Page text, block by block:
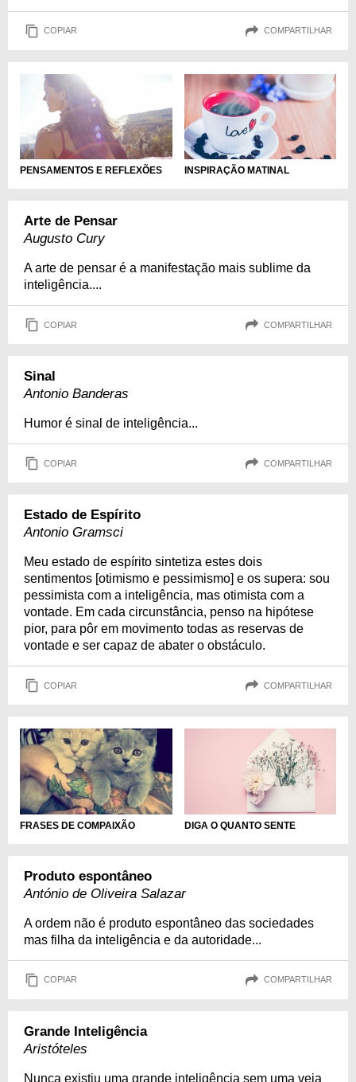
COPIAR COMPARTILHAR
PENSAMENTOS E REFLEXÕES INSPIRAÇÃO MATINAL
Arte de Pensar
Augusto Cury
A arte de pensar é a manifestação mais sublime da
inteligência....
COPIAR COMPARTILHAR
Sinal
Antonio Banderas
Humor é sinal de inteligência...
COPIAR COMPARTILHAR
Estado de Espírito
Antonio Gramsci
Meu estado de espírito sintetiza estes dois
sentimentos [otimismo e pessimismo] e os supera: sou
pessimista com a inteligência, mas otimista com a
vontade. Em cada circunstância, penso na hipótese
pior, para pôr em movimento todas as reservas de
vontade e ser capaz de abater o obstáculo.
COPIAR COMPARTILHAR
FRASES DE COMPAIXÃO DIGA O QUANTO SENTE
Produto espontâneo
António de Oliveira Salazar
A ordem não é produto espontâneo das sociedades
mas filha da inteligência e da autoridade...
COPIAR COMPARTILHAR
Grande Inteligência
Aristóteles
Nunca existiu uma grande inteligência sem uma veia